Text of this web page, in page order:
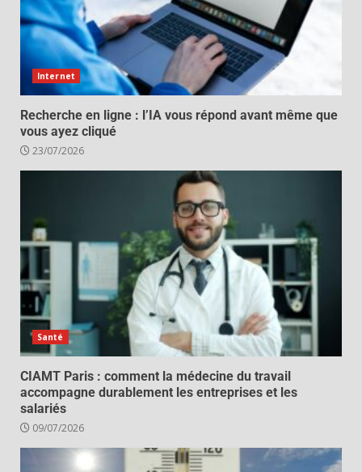
Internet
Recherche en ligne : l’IA vous répond avant même que
vous ayez cliqué
23/07/2026
Santé
CIAMT Paris : comment la médecine du travail
accompagne durablement les entreprises et les
salariés
09/07/2026